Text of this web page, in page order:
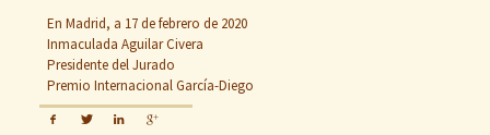
En Madrid, a 17 de febrero de 2020
Inmaculada Aguilar Civera
Presidente del Jurado
Premio Internacional García-Diego